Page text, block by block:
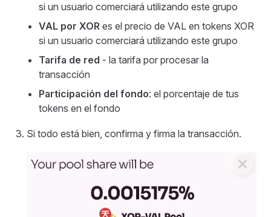
si un usuario comerciará utilizando este grupo
VAL por XOR es el precio de VAL en tokens XOR
si un usuario comerciará utilizando este grupo
Tarifa de red - la tarifa por procesar la
transacción
Participación del fondo: el porcentaje de tus
tokens en el fondo
Si todo está bien, confirma y firma la transacción.